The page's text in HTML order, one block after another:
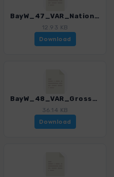
BayW_47_VAR_Nationalparkwanderung_Tag3_Abstieg_4225_8.gpx
12.93 KB
Download
BayW_48_VAR_Grosser Falkenstein_4225_8.gpx
36.14 KB
Download